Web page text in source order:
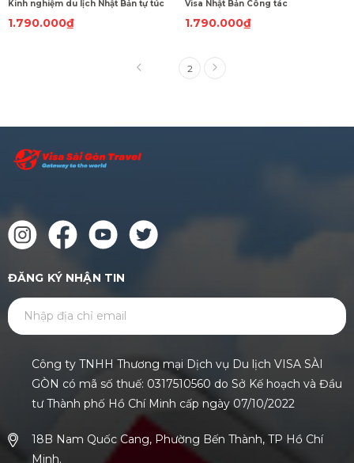
Kinh nghiệm du lịch Nhật Bản tự túc
1.790.000₫
Visa Nhật Bản Công tác
1.790.000₫
2
ĐĂNG KÝ NHẬN TIN
Công ty TNHH Thương mại Dịch vụ Du lịch VISA SÀI
GÒN có mã số thuế: 0317510560 do Sở Kế hoạch và Đầu
tư Thành phố Hồ Chí Minh cấp ngày 07/10/2022
18B Nam Quốc Cang, Phường Bến Thành, TP Hồ Chí
Minh.